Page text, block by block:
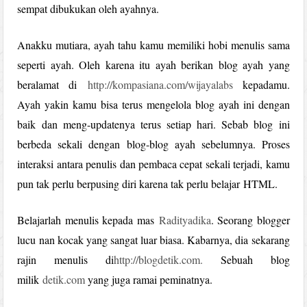
sempat dibukukan oleh ayahnya.
Anakku mutiara, ayah tahu kamu memiliki hobi menulis sama
seperti ayah. Oleh karena itu ayah berikan blog ayah yang
beralamat di http://kompasiana.com/wijayalabskepadamu.
Ayah yakin kamu bisa terus mengelola blog ayah ini dengan
baik dan meng-updatenya terus setiap hari. Sebab blog ini
berbeda sekali dengan blog-blog ayah sebelumnya. Proses
interaksi antara penulis dan pembaca cepat sekali terjadi, kamu
pun tak perlu berpusing diri karena tak perlu belajar HTML.
Belajarlah menulis kepada mas Radityadika. Seorang blogger
lucu nan kocak yang sangat luar biasa. Kabarnya, dia sekarang
rajin menulis dihttp://blogdetik.com. Sebuah blog
milikdetik.comyang juga ramai peminatnya.